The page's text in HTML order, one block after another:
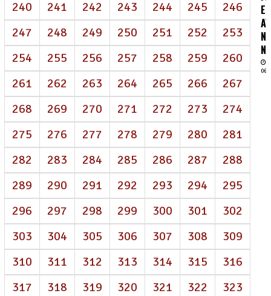
240
241 242 243 244 245
246
247
248 249 250 251 252
253
254
255 256 257 258 259
260
261
262 263 264 265 266
267
268
269 270 271 272 273
274
275
276 277 278 279 280
281
282
283 284 285 286 287
288
289
290 291 292 293 294
295
296
297 298 299 300 301
302
303
304 305 306 307 308
309
310
311 312 313 314 315
316
317
318 319 320 321 322
323
06/